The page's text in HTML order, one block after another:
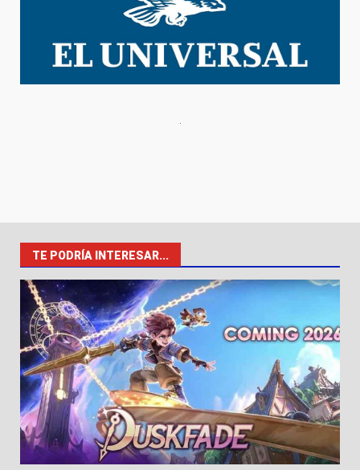
TE PODRÍA INTERESAR...